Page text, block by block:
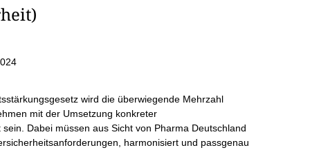
wird die überwiegende Mehrzahl
mit der Umsetzung konkreter
Dabei müssen aus Sicht von Pharma Deutschland
harmonisiert und passgenau